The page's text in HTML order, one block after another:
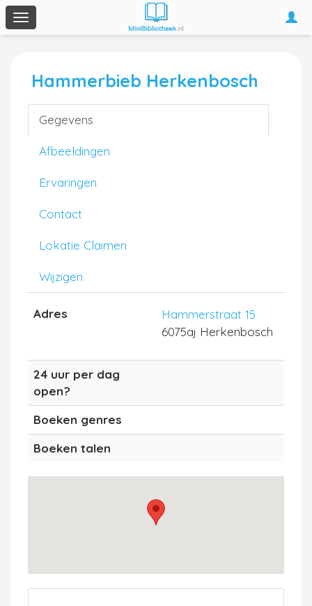
Toggle
navigation
Hammerbieb Herkenbosch
Gegevens
Afbeeldingen
Ervaringen
Contact
Lokatie Claimen
Wijzigen
Adres
Hammerstraat 15
6075aj Herkenbosch
24 uur per dag
open?
Boeken genres
Boeken talen